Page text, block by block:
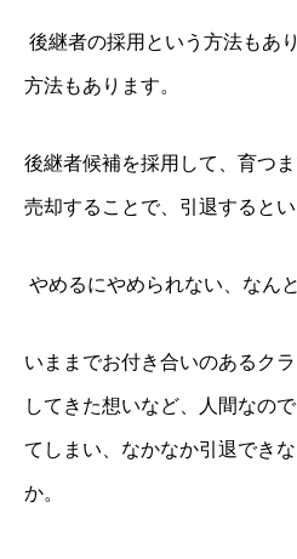
後継者の採用という方法もあ
方法もあります。
後継者候補を採用して、育つ
売却することで、引退するとい
やめるにやめられない、なん
いままでお付き合いのあるク
してきた想いなど、人間なの
てしまい、なかなか引退でき
か。